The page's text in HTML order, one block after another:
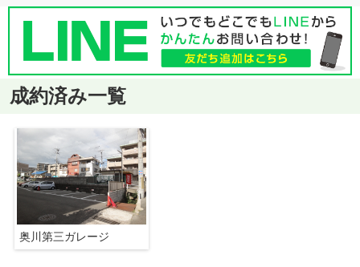
成約済み一覧
奥川第三ガレージ